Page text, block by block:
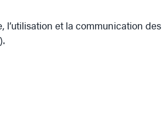
et la communication